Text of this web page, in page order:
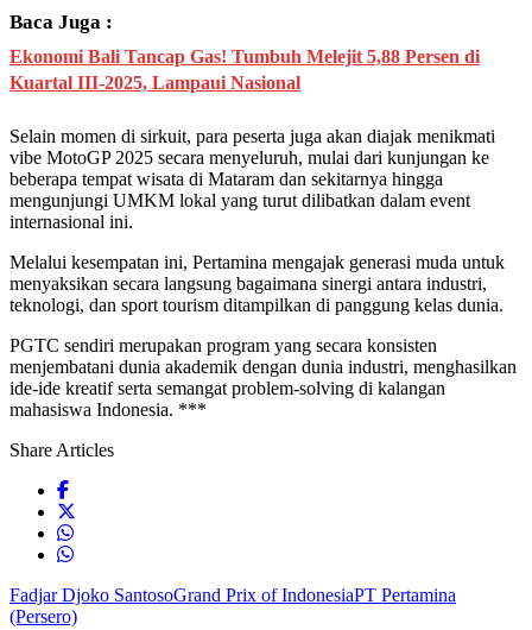
Baca Juga :
Ekonomi Bali Tancap Gas! Tumbuh Melejit 5,88 Persen di
Kuartal III-2025, Lampaui Nasional
Selain momen di sirkuit, para peserta juga akan diajak menikmati
vibe MotoGP 2025 secara menyeluruh, mulai dari kunjungan ke
beberapa tempat wisata di Mataram dan sekitarnya hingga
mengunjungi UMKM lokal yang turut dilibatkan dalam event
internasional ini.
Melalui kesempatan ini, Pertamina mengajak generasi muda untuk
menyaksikan secara langsung bagaimana sinergi antara industri,
teknologi, dan sport tourism ditampilkan di panggung kelas dunia.
PGTC sendiri merupakan program yang secara konsisten
menjembatani dunia akademik dengan dunia industri, menghasilkan
ide-ide kreatif serta semangat problem-solving di kalangan
mahasiswa Indonesia. ***
Share Articles
Fadjar Djoko SantosoGrand Prix of IndonesiaPT Pertamina
(Persero)